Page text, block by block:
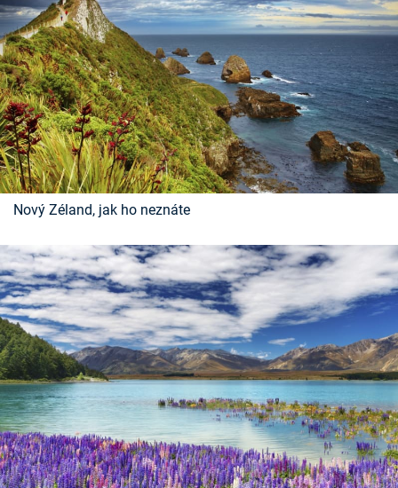
Nový Zéland, jak ho neznáte